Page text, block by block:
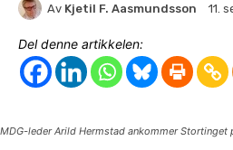
Av Kjetil F. Aasmundsson 11.
Del denne artikkelen:
MDG-leder Arild Hermstad ankommer Stortinget